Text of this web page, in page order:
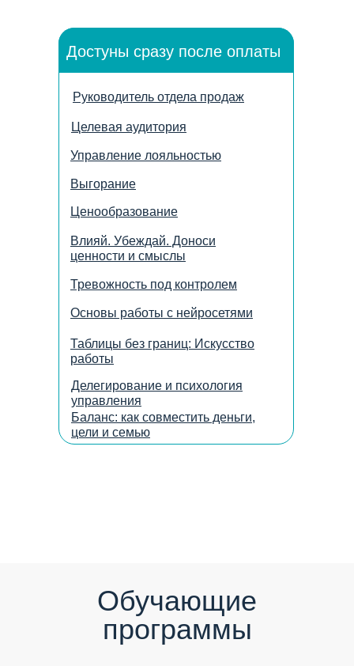
Достуны сразу после оплаты
Целевая аудитория
Делегирование и психология
управления
Таблицы без границ: Искусство
работы
Баланс: как совместить деньги,
цели и семью
Основы работы с нейросетями
Тревожность под контролем
Влияй. Убеждай. Доноси
ценности и смыслы
Ценообразование
Выгорание
Управление лояльностью
Руководитель отдела продаж
Обучающие
программы